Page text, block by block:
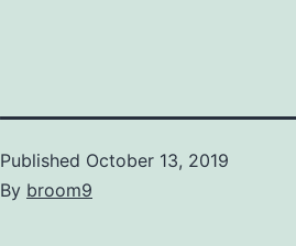
Published October 13, 2019
By broom9